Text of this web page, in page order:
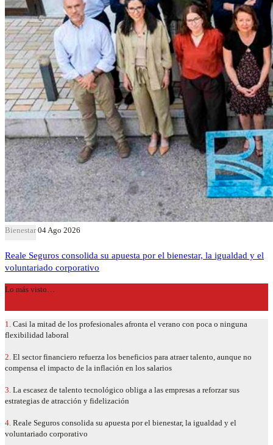
Bienestar 04 Ago 2026
Reale Seguros consolida su apuesta por el bienestar, la igualdad y el
voluntariado corporativo
Lo más visto…
1. Casi la mitad de los profesionales afronta el verano con poca o ninguna
flexibilidad laboral
2. El sector financiero refuerza los beneficios para atraer talento, aunque no
compensa el impacto de la inflación en los salarios
3. La escasez de talento tecnológico obliga a las empresas a reforzar sus
estrategias de atracción y fidelización
4. Reale Seguros consolida su apuesta por el bienestar, la igualdad y el
voluntariado corporativo